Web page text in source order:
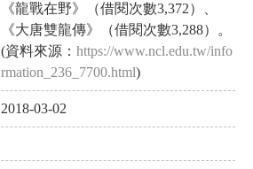
《龍戰在野》（借閱次數3,372）、
《大唐雙龍傳》（借閱次數3,288）。
(資料來源： https://www.ncl.edu.tw/info
rmation_236_7700.html)
2018-03-02